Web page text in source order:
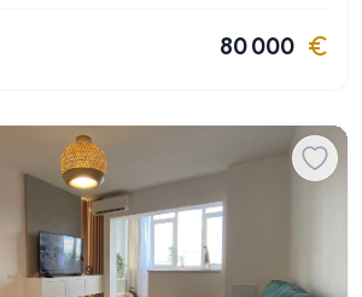
80 000